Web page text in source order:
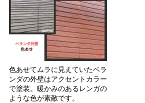
色あせてムラに見えていたベラ
ンダの外壁はアクセントカラー
で塗装。暖かみのあるレンガの
ような色が素敵です。